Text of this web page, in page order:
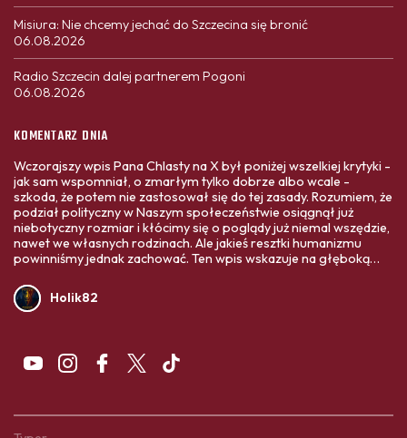
Misiura: Nie chcemy jechać do Szczecina się bronić
06.08.2026
Radio Szczecin dalej partnerem Pogoni
06.08.2026
KOMENTARZ DNIA
Wczorajszy wpis Pana Chlasty na X był poniżej wszelkiej krytyki -
jak sam wspomniał, o zmarłym tylko dobrze albo wcale -
szkoda, że potem nie zastosował się do tej zasady. Rozumiem, że
podział polityczny w Naszym społeczeństwie osiągnął już
niebotyczny rozmiar i kłócimy się o poglądy już niemal wszędzie,
nawet we własnych rodzinach. Ale jakieś resztki humanizmu
powinniśmy jednak zachować. Ten wpis wskazuje na głęboką
prowadzi do niczego dobrego. Opamiętajcie się ludzie. Polska
jest tylko jedna, możemy nie zgadzać się z innymi obywatelami w
dobrostan.
Holik82